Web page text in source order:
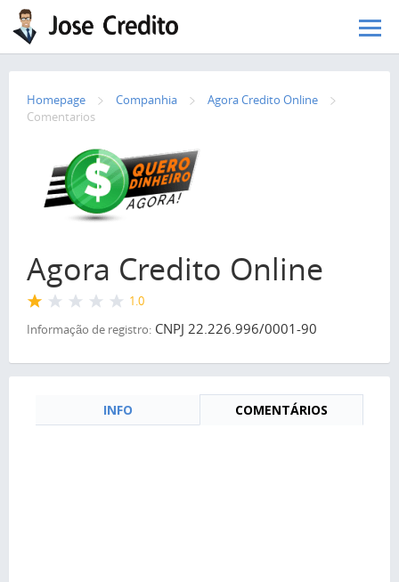
Pular para o conteúdo principal
Homepage Сompanhia
Agora Credito Online
Comentarios
Agora Credito Online
1.0
Informação de registro: CNPJ 22.226.996/0001-90
INFO COMENTÁRIOS